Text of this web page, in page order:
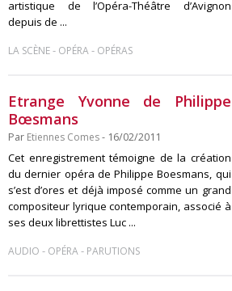
artistique de l’Opéra-Théâtre d’Avignon
depuis de ...
LA SCÈNE- OPÉRA- OPÉRAS
Etrange Yvonne de Philippe
Bœsmans
Par Etiennes Comes- 16/02/2011
Cet enregistrement témoigne de la création
du dernier opéra de Philippe Boesmans, qui
s’est d’ores et déjà imposé comme un grand
compositeur lyrique contemporain, associé à
ses deux librettistes Luc ...
AUDIO - OPÉRA- PARUTIONS